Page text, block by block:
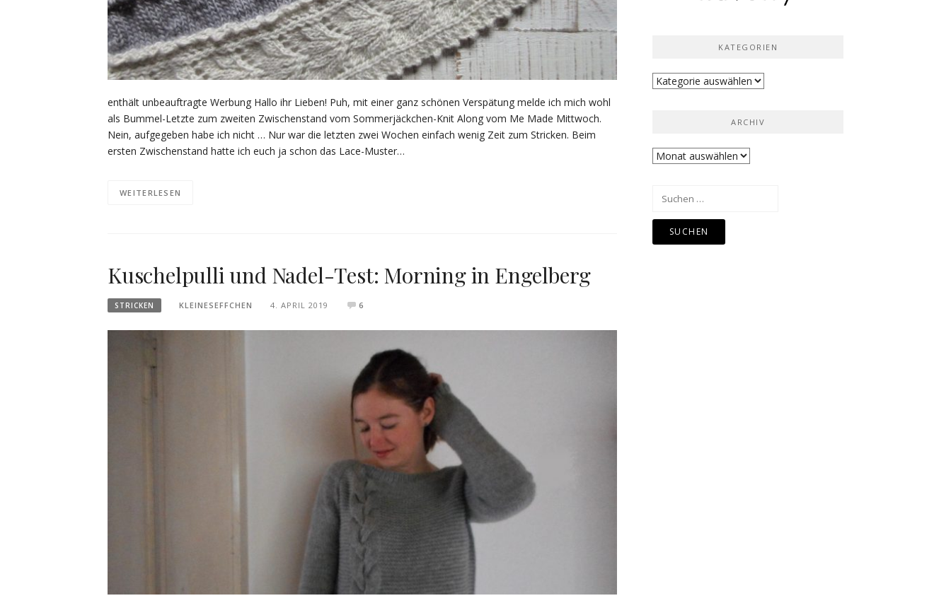
enthält unbeauftragte Werbung Hallo ihr Lieben! Puh, mit einer ganz schönen Verspätung melde ich mich wohl
als Bummel-Letzte zum zweiten Zwischenstand vom Sommerjäckchen-Knit Along vom Me Made Mittwoch.
Nein, aufgegeben habe ich nicht … Nur war die letzten zwei Wochen einfach wenig Zeit zum Stricken. Beim
ersten Zwischenstand hatte ich euch ja schon das Lace-Muster…
WEITERLESEN
Kuschelpulli und Nadel-Test: Morning in Engelberg
STRICKEN KLEINESEFFCHEN 4. APRIL 2019 6
KATEGORIEN
Kategorien
ARCHIV
Archiv
Suchen